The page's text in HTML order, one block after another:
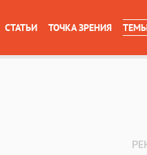
СТАТЬИ ТОЧКА ЗРЕНИЯ